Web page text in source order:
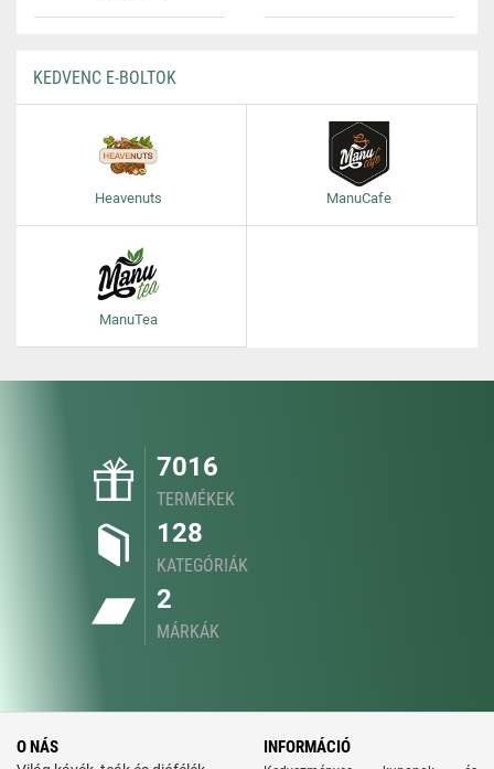
KEDVENC E-BOLTOK
Heavenuts ManuCafe
ManuTea
7016
TERMÉKEK
128
KATEGÓRIÁK
2
MÁRKÁK
O NÁS INFORMÁCIÓ